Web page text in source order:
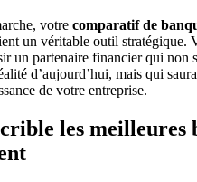
votre comparatif de
un véritable outil stratégique.
un partenaire financier qui non
d’aujourd’hui, mais qui
de votre entreprise.
les meilleures